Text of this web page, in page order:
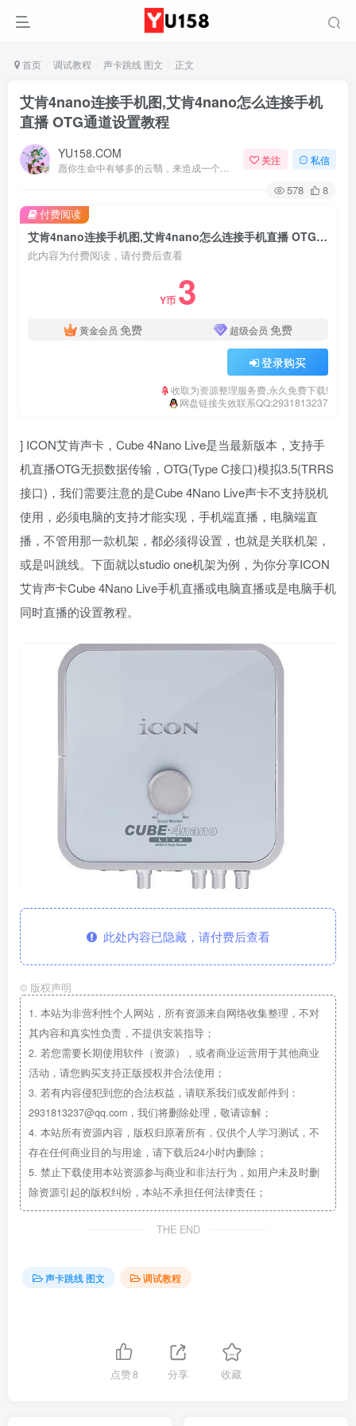
首页 调试教程 声卡跳线 图文 正文
艾肯4nano连接手机图,艾肯4nano怎么连接手机
直播 OTG通道设置教程
YU158.COM 关注 私信
578 8
艾肯4nano连接手机图,艾肯4nano怎么连接手机直播 OTG通道设置教程
此内容为付费阅读，请付费后查看
Y币 3
黄金会员 免费 超级会员 免费
登录购买
收取为资源整理服务费,永久免费下载!
网盘链接失效联系QQ:2931813237
付费阅读
] ICON艾肯声卡，Cube 4Nano Live是当最新版本，支持手
机直播OTG无损数据传输，OTG(Type C接口)模拟3.5(TRRS
接口)，我们需要注意的是Cube 4Nano Live声卡不支持脱机
使用，必须电脑的支持才能实现，手机端直播，电脑端直
播，不管用那一款机架，都必须得设置，也就是关联机架，
或是叫跳线。下面就以studio one机架为例，为你分享ICON
艾肯声卡Cube 4Nano Live手机直播或电脑直播或是电脑手机
同时直播的设置教程。
此处内容已隐藏，请付费后查看
© 版权声明
1. 本站为非营利性个人网站，所有资源来自网络收集整理，不对
其内容和真实性负责，不提供安装指导；
2. 若您需要长期使用软件（资源），或者商业运营用于其他商业
活动，请您购买支持正版授权并合法使用；
3. 若有内容侵犯到您的合法权益，请联系我们或发邮件到：
2931813237@qq.com，我们将删除处理，敬请谅解；
4. 本站所有资源内容，版权归原著所有，仅供个人学习测试，不
存在任何商业目的与用途，请下载后24小时内删除；
5. 禁止下载使用本站资源参与商业和非法行为，如用户未及时删
除资源引起的版权纠纷，本站不承担任何法律责任；
THE END
声卡跳线 图文 调试教程
点赞8 分享 收藏